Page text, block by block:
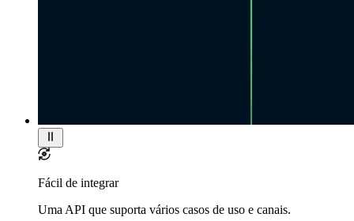
Fácil de integrar
Uma API que suporta vários casos de uso e canais.